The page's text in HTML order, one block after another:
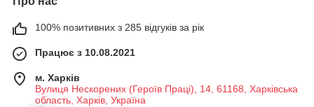
100% позитивних з 285 відгуків за рік
Працює з 10.08.2021
м. Харків
Вулиця Нескорених (Героїв Праці), 14, 61168, Харківська
область, Харків, Україна